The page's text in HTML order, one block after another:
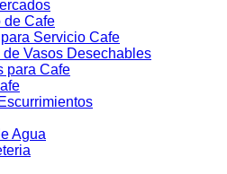
de Cafe
Servicio Cafe
Vasos Desechables
para Cafe
Agua